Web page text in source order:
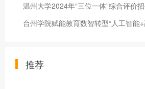
温州大学2024年“三位一体”综合评价
推荐